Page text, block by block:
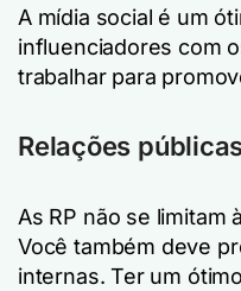
A mídia social é um
influenciadores com
trabalhar para
Relações
As RP não se limitam
Você também deve
internas. Ter um